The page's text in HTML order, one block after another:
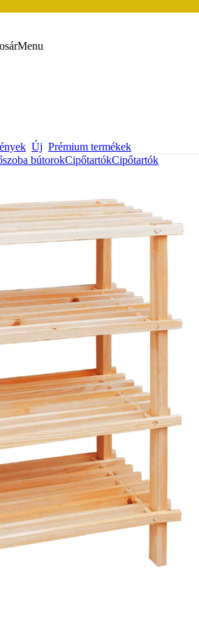
Menu
Új Prémium termékek
bútorokCipőtartókCipőtartók